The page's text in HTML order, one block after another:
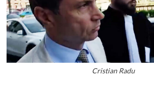
Cristian Radu